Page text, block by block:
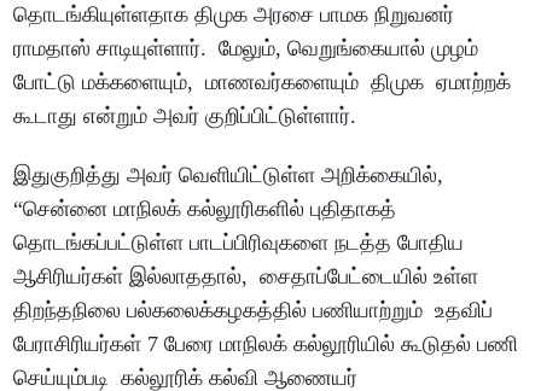
தொடங்கியுள்ளதாக திமுக அரசை பாமக நிறுவனர்
ராமதாஸ் சாடியுள்ளார். மேலும், வெறுங்கையால் முழம்
போட்டு மக்களையும், மாணவர்களையும் திமுக ஏமாற்றக்
கூடாது என்றும் அவர் குறிப்பிட்டுள்ளார்.
இதுகுறித்து அவர் வெளியிட்டுள்ள அறிக்கையில்,
“சென்னை மாநிலக் கல்லூரிகளில் புதிதாகத்
தொடங்கப்பட்டுள்ள பாடப்பிரிவுகளை நடத்த போதிய
ஆசிரியர்கள் இல்லாததால், சைதாப்பேட்டையில் உள்ள
திறந்தநிலை பல்கலைக்கழகத்தில் பணியாற்றும் உதவிப்
பேராசிரியர்கள் 7 பேரை மாநிலக் கல்லூரியில் கூடுதல் பணி
செய்யும்படி கல்லூரிக் கல்வி ஆணையர்